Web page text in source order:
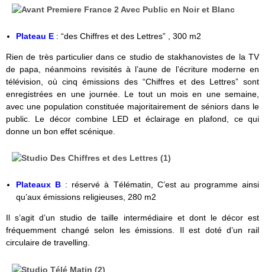
Plateau E: “des Chiffres et des Lettres” , 300 m2
Rien de très particulier dans ce studio de stakhanovistes de la TV
de papa, néanmoins revisités à l’aune de l’écriture moderne en
télévision, où cinq émissions des “Chiffres et des Lettres” sont
enregistrées en une journée. Le tout un mois en une semaine,
avec une population constituée majoritairement de séniors dans le
public. Le décor combine LED et éclairage en plafond, ce qui
donne un bon effet scénique.
Plateaux B : réservé à Télématin, C’est au programme ainsi
qu’aux émissions religieuses, 280 m2
Il s’agit d’un studio de taille intermédiaire et dont le décor est
fréquemment changé selon les émissions. Il est doté d’un rail
circulaire de travelling.